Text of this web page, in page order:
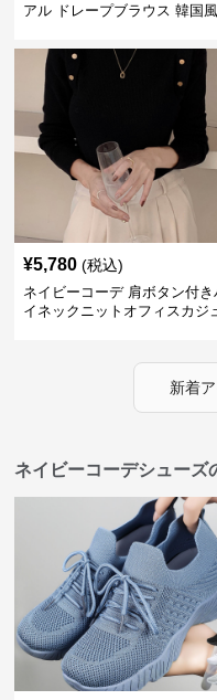
アル ドレープブラウス 韓国
¥5,780 (税込)
ネイビーコーデ 肩ボタン付き
イネックニットオフィスカジ
新着
ネイビーコーデシューズ